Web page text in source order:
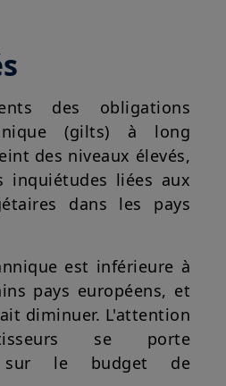
des obligations
(gilts) à long
des niveaux élevés,
inquiétudes liées aux
dans les pays
est inférieure à
pays européens, et
diminuer. L'attention
se porte
sur le budget de